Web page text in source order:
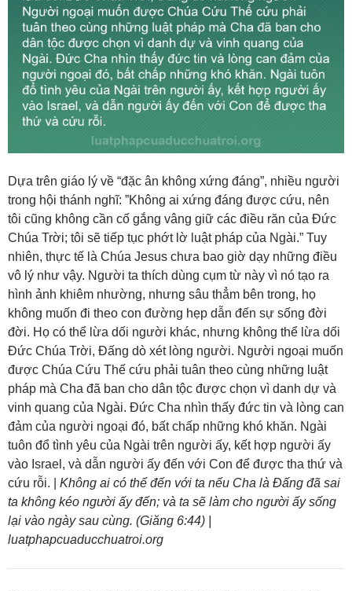
Dựa trên giáo lý về “đặc ân không xứng đáng”, nhiều người
trong hội thánh nghĩ: ”Không ai xứng đáng được cứu, nên
tôi cũng không cần cố gắng vâng giữ các điều răn của Đức
Chúa Trời; tôi sẽ tiếp tục phớt lờ luật pháp của Ngài.” Tuy
nhiên, thực tế là Chúa Jesus chưa bao giờ dạy những điều
vô lý như vậy. Người ta thích dùng cụm từ này vì nó tạo ra
hình ảnh khiêm nhường, nhưng sâu thẳm bên trong, họ
không muốn đi theo con đường hẹp dẫn đến sự sống đời
đời. Họ có thể lừa dối người khác, nhưng không thể lừa dối
Đức Chúa Trời, Đấng dò xét lòng người. Người ngoại muốn
được Chúa Cứu Thế cứu phải tuân theo cùng những luật
pháp mà Cha đã ban cho dân tộc được chọn vì danh dự và
vinh quang của Ngài. Đức Cha nhìn thấy đức tin và lòng can
đảm của người ngoại đó, bất chấp những khó khăn. Ngài
tuôn đổ tình yêu của Ngài trên người ấy, kết hợp người ấy
vào Israel, và dẫn người ấy đến với Con để được tha thứ và
cứu rỗi. | Không ai có thể đến với ta nếu Cha là Đấng đã sai
ta không kéo người ấy đến; và ta sẽ làm cho người ấy sống
lại vào ngày sau cùng. (Giăng 6:44) |
luatphapcuaducchuatroi.org